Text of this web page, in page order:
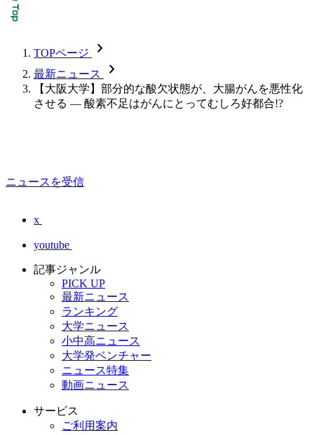
TOPページ chevron_forward
最新ニュース chevron_forward
【大阪大学】部分的な酸欠状態が、大腸がんを悪性化
させる ― 酸素不足はがんにとってむしろ好都合!?
ニュースを受信
x
youtube
記事ジャンル
PICK UP
最新ニュース
ランキング
大学ニュース
小中高ニュース
大学発ベンチャー
ニュース特集
動画ニュース
サービス
ご利用案内